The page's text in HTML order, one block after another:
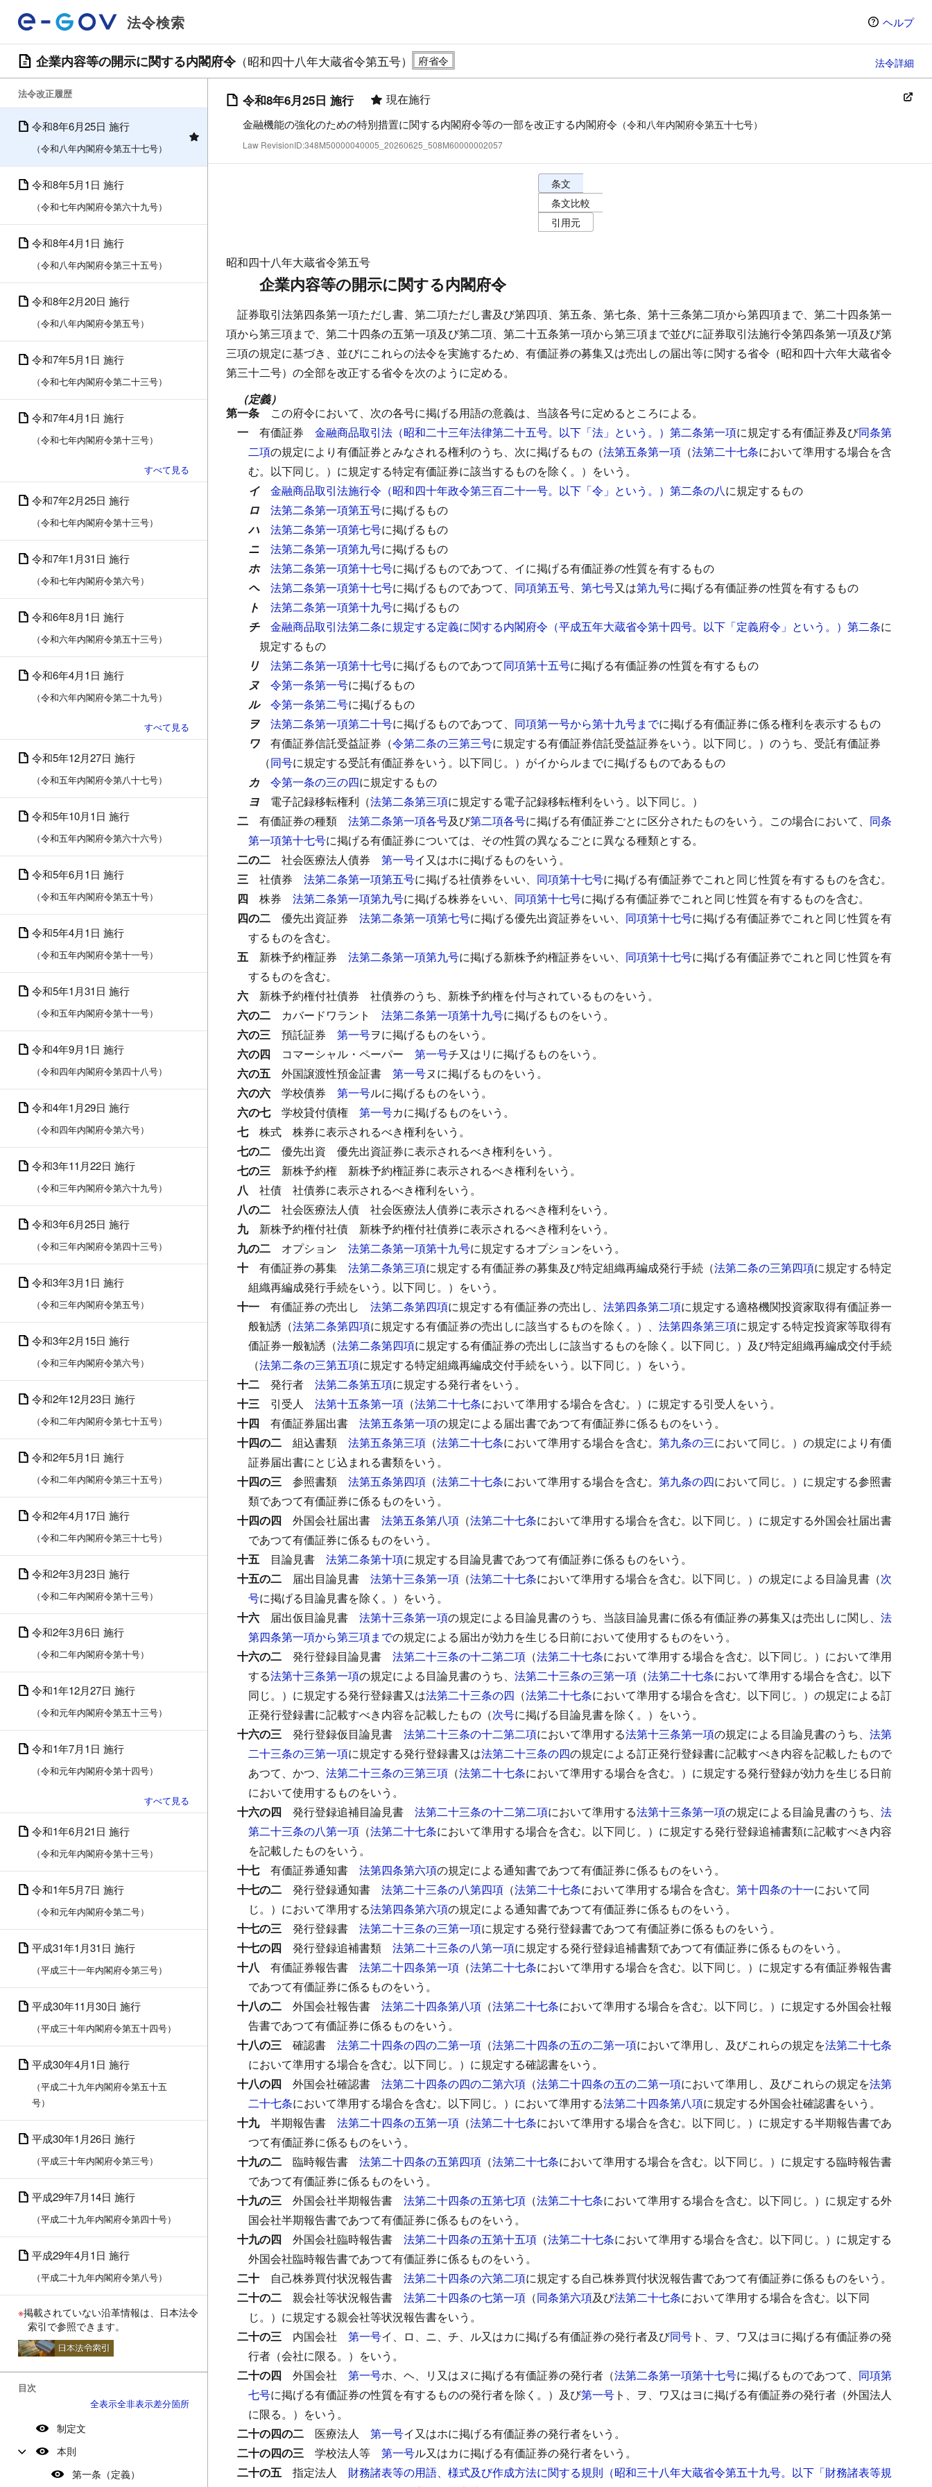
法令検索 ヘルプ
企業内容等の開示に関する内閣府令（昭和四十八年大蔵省令第五号） 法令詳細
法令改正履歴
令和8年6月25日 施行
（令和八年内閣府令第五十七号）
令和8年5月1日 施行
（令和七年内閣府令第六十九号）
令和8年4月1日 施行
（令和八年内閣府令第三十五号）
令和8年2月20日 施行
（令和八年内閣府令第五号）
令和7年5月1日 施行
（令和七年内閣府令第二十三号）
令和7年4月1日 施行
（令和七年内閣府令第十三号）
令和7年2月25日 施行
（令和七年内閣府令第十三号）
令和7年1月31日 施行
（令和七年内閣府令第六号）
令和6年8月1日 施行
（令和六年内閣府令第五十三号）
令和6年4月1日 施行
（令和六年内閣府令第二十九号）
令和5年12月27日 施行
（令和五年内閣府令第八十七号）
令和5年10月1日 施行
（令和五年内閣府令第六十六号）
令和5年6月1日 施行
（令和五年内閣府令第五十号）
令和5年4月1日 施行
（令和五年内閣府令第十一号）
令和5年1月31日 施行
（令和五年内閣府令第十一号）
令和4年9月1日 施行
（令和四年内閣府令第四十八号）
令和4年1月29日 施行
（令和四年内閣府令第六号）
令和3年11月22日 施行
（令和三年内閣府令第六十九号）
令和3年6月25日 施行
（令和三年内閣府令第四十三号）
令和3年3月1日 施行
（令和三年内閣府令第五号）
令和3年2月15日 施行
（令和三年内閣府令第六号）
令和2年12月23日 施行
（令和二年内閣府令第七十五号）
令和2年5月1日 施行
（令和二年内閣府令第三十五号）
令和2年4月17日 施行
（令和二年内閣府令第三十七号）
令和2年3月23日 施行
（令和二年内閣府令第十三号）
令和2年3月6日 施行
（令和二年内閣府令第十号）
令和1年12月27日 施行
（令和元年内閣府令第五十三号）
令和1年7月1日 施行
（令和元年内閣府令第十四号）
令和1年6月21日 施行
（令和元年内閣府令第十三号）
令和1年5月7日 施行
（令和元年内閣府令第二号）
平成31年1月31日 施行
（平成三十一年内閣府令第三号）
平成30年11月30日 施行
（平成三十年内閣府令第五十四号）
平成30年4月1日 施行
（平成二十九年内閣府令第五十五
号）
平成30年1月26日 施行
（平成三十年内閣府令第三号）
平成29年7月14日 施行
（平成二十九年内閣府令第四十号）
平成29年4月1日 施行
（平成二十九年内閣府令第八号）
※掲載されていない沿革情報は、日本法令
索引で参照できます。
目次
全表示全非表示差分箇所
制定文
本則
第一条（定義）
令和8年6月25日 施行 現在施行
金融機能の強化のための特別措置に関する内閣府令等の一部を改正する内閣府令 （令和八年内閣府令第五十七号）
Law RevisionID:348M50000040005_20260625_508M60000002057
条文表示オプション（選択すると条文の表示方法が変わります）
条文
条文比較
引用元
昭和四十八年大蔵省令第五号
企業内容等の開示に関する内閣府令
証券取引法第四条第一項ただし書、第二項ただし書及び第四項、第五条、第七条、第十三条第二項から第四項まで、第二十四条第一
項から第三項まで、第二十四条の五第一項及び第二項、第二十五条第一項から第三項まで並びに証券取引法施行令第四条第一項及び第
三項の規定に基づき、並びにこれらの法令を実施するため、有価証券の募集又は売出しの届出等に関する省令（昭和四十六年大蔵省令
第三十二号）の全部を改正する省令を次のように定める。
（定義）
第一条 この府令において、次の各号に掲げる用語の意義は、当該各号に定めるところによる。
一 有価証券 金融商品取引法（昭和二十三年法律第二十五号。以下「法」という。）第二条第一項に規定する有価証券及び同条第
二項の規定により有価証券とみなされる権利のうち、次に掲げるもの（法第五条第一項 （法第二十七条において準用する場合を含
む。以下同じ。）に規定する特定有価証券に該当するものを除く。）をいう。
イ 金融商品取引法施行令（昭和四十年政令第三百二十一号。以下「令」という。）第二条の八に規定するもの
ロ 法第二条第一項第五号に掲げるもの
ハ 法第二条第一項第七号に掲げるもの
ニ 法第二条第一項第九号に掲げるもの
ホ 法第二条第一項第十七号に掲げるものであつて、イに掲げる有価証券の性質を有するもの
ヘ 法第二条第一項第十七号に掲げるものであつて、 同項第五号、 第七号又は第九号に掲げる有価証券の性質を有するもの
ト 法第二条第一項第十九号に掲げるもの
チ 金融商品取引法第二条に規定する定義に関する内閣府令（平成五年大蔵省令第十四号。以下「定義府令」という。）第二条に
規定するもの
リ 法第二条第一項第十七号に掲げるものであつて同項第十五号に掲げる有価証券の性質を有するもの
ヌ 令第一条第一号に掲げるもの
ル 令第一条第二号に掲げるもの
ヲ 法第二条第一項第二十号に掲げるものであつて、 同項第一号から第十九号までに掲げる有価証券に係る権利を表示するもの
ワ 有価証券信託受益証券（令第二条の三第三号に規定する有価証券信託受益証券をいう。以下同じ。）のうち、受託有価証券
（同号に規定する受託有価証券をいう。以下同じ。）がイからルまでに掲げるものであるもの
カ 令第一条の三の四に規定するもの
ヨ 電子記録移転権利（法第二条第三項に規定する電子記録移転権利をいう。以下同じ。）
二 有価証券の種類 法第二条第一項各号及び第二項各号に掲げる有価証券ごとに区分されたものをいう。 この場合において、 同条
第一項第十七号に掲げる有価証券については、その性質の異なるごとに異なる種類とする。
二の二 社会医療法人債券 第一号イ又はホに掲げるものをいう。
三 社債券 法第二条第一項第五号に掲げる社債券をいい、 同項第十七号に掲げる有価証券でこれと同じ性質を有するものを含む。
四 株券 法第二条第一項第九号に掲げる株券をいい、 同項第十七号に掲げる有価証券でこれと同じ性質を有するものを含む。
四の二 優先出資証券 法第二条第一項第七号に掲げる優先出資証券をいい、 同項第十七号に掲げる有価証券でこれと同じ性質を有
するものを含む。
五 新株予約権証券 法第二条第一項第九号に掲げる新株予約権証券をいい、 同項第十七号に掲げる有価証券でこれと同じ性質を有
するものを含む。
六 新株予約権付社債券
社債券のうち、新株予約権を付与されているものをいう。
六の二 カバードワラント 法第二条第一項第十九号に掲げるものをいう。
六の三 預託証券 第一号ヲに掲げるものをいう。
六の四 コマーシャル・ペーパー 第一号チ又はリに掲げるものをいう。
六の五 外国譲渡性預金証書 第一号ヌに掲げるものをいう。
六の六 学校債券 第一号ルに掲げるものをいう。
六の七 学校貸付債権 第一号カに掲げるものをいう。
七 株式
株券に表示されるべき権利をいう。
七の二 優先出資
優先出資証券に表示されるべき権利をいう。
七の三 新株予約権
新株予約権証券に表示されるべき権利をいう。
八 社債
社債券に表示されるべき権利をいう。
八の二 社会医療法人債
社会医療法人債券に表示されるべき権利をいう。
九 新株予約権付社債
新株予約権付社債券に表示されるべき権利をいう。
九の二 オプション 法第二条第一項第十九号に規定するオプションをいう。
十 有価証券の募集 法第二条第三項に規定する有価証券の募集及び特定組織再編成発行手続（法第二条の三第四項に規定する特定
組織再編成発行手続をいう。以下同じ。）をいう。
十一 有価証券の売出し 法第二条第四項に規定する有価証券の売出し、 法第四条第二項に規定する適格機関投資家取得有価証券一
般勧誘（法第二条第四項に規定する有価証券の売出しに該当するものを除く。）、 法第四条第三項に規定する特定投資家等取得有
価証券一般勧誘（法第二条第四項に規定する有価証券の売出しに該当するものを除く。以下同じ。）及び特定組織再編成交付手続
（法第二条の三第五項に規定する特定組織再編成交付手続をいう。以下同じ。）をいう。
十二 発行者 法第二条第五項に規定する発行者をいう。
十三 引受人 法第十五条第一項 （法第二十七条において準用する場合を含む。）に規定する引受人をいう。
十四 有価証券届出書 法第五条第一項の規定による届出書であつて有価証券に係るものをいう。
十四の二 組込書類 法第五条第三項 （法第二十七条において準用する場合を含む。 第九条の三において同じ。）の規定により有価
証券届出書にとじ込まれる書類をいう。
十四の三 参照書類 法第五条第四項 （法第二十七条において準用する場合を含む。 第九条の四において同じ。）に規定する参照書
類であつて有価証券に係るものをいう。
十四の四 外国会社届出書 法第五条第八項 （法第二十七条において準用する場合を含む。以下同じ。）に規定する外国会社届出書
であつて有価証券に係るものをいう。
十五 目論見書 法第二条第十項に規定する目論見書であつて有価証券に係るものをいう。
十五の二 届出目論見書 法第十三条第一項 （法第二十七条において準用する場合を含む。以下同じ。）の規定による目論見書（次
号に掲げる目論見書を除く。）をいう。
十六 届出仮目論見書 法第十三条第一項の規定による目論見書のうち、当該目論見書に係る有価証券の募集又は売出しに関し、 法
第四条第一項から第三項までの規定による届出が効力を生じる日前において使用するものをいう。
十六の二 発行登録目論見書 法第二十三条の十二第二項 （法第二十七条において準用する場合を含む。以下同じ。）において準用
する法第十三条第一項の規定による目論見書のうち、 法第二十三条の三第一項 （法第二十七条において準用する場合を含む。以下
同じ。）に規定する発行登録書又は法第二十三条の四 （法第二十七条において準用する場合を含む。以下同じ。）の規定による訂
正発行登録書に記載すべき内容を記載したもの（次号に掲げる目論見書を除く。）をいう。
十六の三 発行登録仮目論見書 法第二十三条の十二第二項において準用する法第十三条第一項の規定による目論見書のうち、 法第
二十三条の三第一項に規定する発行登録書又は法第二十三条の四の規定による訂正発行登録書に記載すべき内容を記載したもので
あつて、かつ、 法第二十三条の三第三項 （法第二十七条において準用する場合を含む。）に規定する発行登録が効力を生じる日前
において使用するものをいう。
十六の四 発行登録追補目論見書 法第二十三条の十二第二項において準用する法第十三条第一項の規定による目論見書のうち、 法
第二十三条の八第一項 （法第二十七条において準用する場合を含む。以下同じ。）に規定する発行登録追補書類に記載すべき内容
を記載したものをいう。
十七 有価証券通知書 法第四条第六項の規定による通知書であつて有価証券に係るものをいう。
十七の二 発行登録通知書 法第二十三条の八第四項 （法第二十七条において準用する場合を含む。 第十四条の十一において同
じ。）において準用する法第四条第六項の規定による通知書であつて有価証券に係るものをいう。
十七の三 発行登録書 法第二十三条の三第一項に規定する発行登録書であつて有価証券に係るものをいう。
十七の四 発行登録追補書類 法第二十三条の八第一項に規定する発行登録追補書類であつて有価証券に係るものをいう。
十八 有価証券報告書 法第二十四条第一項 （法第二十七条において準用する場合を含む。以下同じ。）に規定する有価証券報告書
であつて有価証券に係るものをいう。
十八の二 外国会社報告書 法第二十四条第八項 （法第二十七条において準用する場合を含む。以下同じ。）に規定する外国会社報
告書であつて有価証券に係るものをいう。
十八の三 確認書 法第二十四条の四の二第一項 （法第二十四条の五の二第一項において準用し、及びこれらの規定を法第二十七条
において準用する場合を含む。以下同じ。）に規定する確認書をいう。
十八の四 外国会社確認書 法第二十四条の四の二第六項 （法第二十四条の五の二第一項において準用し、及びこれらの規定を法第
二十七条において準用する場合を含む。以下同じ。）において準用する法第二十四条第八項に規定する外国会社確認書をいう。
十九 半期報告書 法第二十四条の五第一項 （法第二十七条において準用する場合を含む。以下同じ。）に規定する半期報告書であ
つて有価証券に係るものをいう。
十九の二 臨時報告書 法第二十四条の五第四項 （法第二十七条において準用する場合を含む。以下同じ。）に規定する臨時報告書
であつて有価証券に係るものをいう。
十九の三 外国会社半期報告書 法第二十四条の五第七項 （法第二十七条において準用する場合を含む。以下同じ。）に規定する外
国会社半期報告書であつて有価証券に係るものをいう。
十九の四 外国会社臨時報告書 法第二十四条の五第十五項 （法第二十七条において準用する場合を含む。以下同じ。）に規定する
外国会社臨時報告書であつて有価証券に係るものをいう。
二十 自己株券買付状況報告書 法第二十四条の六第二項に規定する自己株券買付状況報告書であつて有価証券に係るものをいう。
二十の二 親会社等状況報告書 法第二十四条の七第一項 （同条第六項及び法第二十七条において準用する場合を含む。以下同
じ。）に規定する親会社等状況報告書をいう。
二十の三 内国会社 第一号イ、ロ、ニ、チ、ル又はカに掲げる有価証券の発行者及び同号 ト、ヲ、ワ又はヨに掲げる有価証券の発
行者（会社に限る。）をいう。
二十の四 外国会社 第一号ホ、ヘ、リ又はヌに掲げる有価証券の発行者（法第二条第一項第十七号に掲げるものであつて、 同項第
七号に掲げる有価証券の性質を有するものの発行者を除く。）及び第一号 ト、ヲ、ワ又はヨに掲げる有価証券の発行者（外国法人
に限る。）をいう。
二十の四の二 医療法人 第一号イ又はホに掲げる有価証券の発行者をいう。
二十の四の三 学校法人等 第一号ル又はカに掲げる有価証券の発行者をいう。
二十の五 指定法人
財務諸表等の用語、様式及び作成方法に関する規則（昭和三十八年大蔵省令第五十九号。以下「財務諸表等規